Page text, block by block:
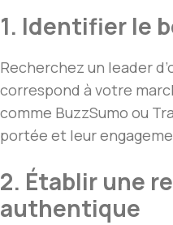
1. Identifier le
Recherchez un leader
correspond à votre
comme BuzzSumo ou
portée et leur
2. Établir une
authentique